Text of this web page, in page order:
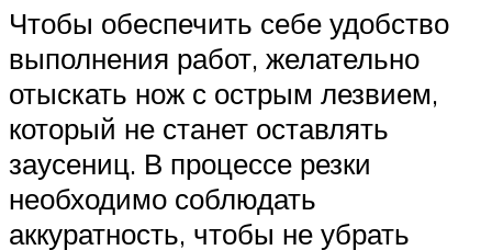
Чтобы обеспечить себе удобство
выполнения работ, желательно
отыскать нож с острым лезвием,
который не станет оставлять
заусениц. В процессе резки
необходимо соблюдать
аккуратность, чтобы не убрать